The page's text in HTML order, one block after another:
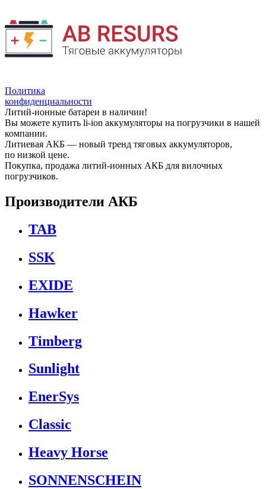
Политика
конфиденциальности
Литий-ионные батареи в наличии!
Вы можете купить li-ion аккумуляторы на погрузчики в нашей
компании.
Литиевая АКБ — новый тренд тяговых аккумуляторов,
по низкой цене.
Покупка, продажа литий-ионных АКБ для вилочных
погрузчиков.
Производители АКБ
TAB
SSK
EXIDE
Hawker
Timberg
Sunlight
EnerSys
Classic
Heavy Horse
SONNENSCHEIN